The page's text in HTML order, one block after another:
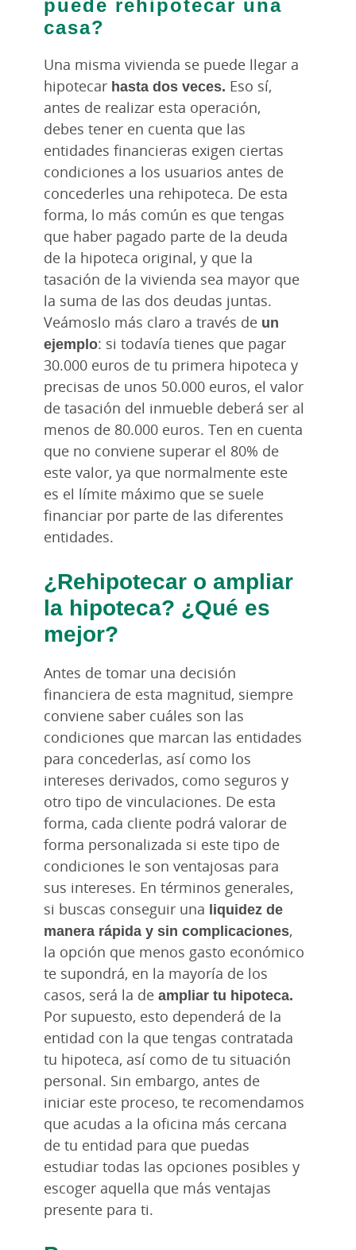
casa?
Una misma vivienda se puede llegar a
hipotecar hasta dos veces. Eso sí,
antes de realizar esta operación,
debes tener en cuenta que las
entidades financieras exigen ciertas
condiciones a los usuarios antes de
concederles una rehipoteca. De esta
forma, lo más común es que tengas
que haber pagado parte de la deuda
de la hipoteca original, y que la
tasación de la vivienda sea mayor que
la suma de las dos deudas juntas.
Veámoslo más claro a través de un
ejemplo: si todavía tienes que pagar
30.000 euros de tu primera hipoteca y
precisas de unos 50.000 euros, el valor
de tasación del inmueble deberá ser al
menos de 80.000 euros. Ten en cuenta
que no conviene superar el 80% de
este valor, ya que normalmente este
es el límite máximo que se suele
financiar por parte de las diferentes
entidades.
¿Rehipotecar o ampliar
la hipoteca? ¿Qué es
mejor?
Antes de tomar una decisión
financiera de esta magnitud, siempre
conviene saber cuáles son las
condiciones que marcan las entidades
para concederlas, así como los
intereses derivados, como seguros y
otro tipo de vinculaciones. De esta
forma, cada cliente podrá valorar de
forma personalizada si este tipo de
condiciones le son ventajosas para
sus intereses. En términos generales,
si buscas conseguir una liquidez de
manera rápida y sin complicaciones,
la opción que menos gasto económico
te supondrá, en la mayoría de los
casos, será la de ampliar tu hipoteca.
Por supuesto, esto dependerá de la
entidad con la que tengas contratada
tu hipoteca, así como de tu situación
personal. Sin embargo, antes de
iniciar este proceso, te recomendamos
que acudas a la oficina más cercana
de tu entidad para que puedas
estudiar todas las opciones posibles y
escoger aquella que más ventajas
presente para ti.